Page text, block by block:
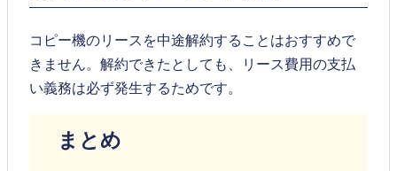
コピー機のリースを中途解約することはおすすめで
きません。解約できたとしても、リース費用の支払
い義務は必ず発生するためです。
まとめ